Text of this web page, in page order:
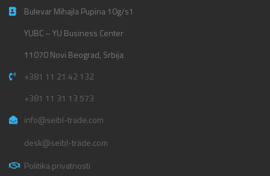
Bulevar Mihajla Pupina 10g/s1
YUBC – YU Business Center
11070 Novi Beograd, Srbija
+381 11 21 42 132
+381 11 31 13 573
info@seibl-trade.com
desk@seibl-trade.com
Politika privatnosti